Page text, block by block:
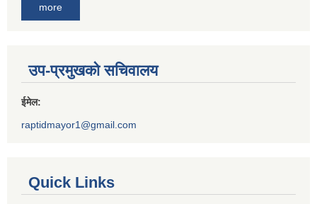
more
उप-प्रमुखको सचिवालय
ईमेल:
raptidmayor1@gmail.com
Quick Links